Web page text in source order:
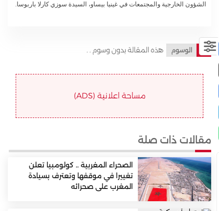
الشؤون الخارجية والمجتمعات في غينيا بيساو، السيدة سوزي كارلا باربوسا.
الوسوم هذه المقالة بدون وسوم . .
مساحة اعلانية (ADS)
مقالات ذات صلة
الصحراء المغربية .. كولومبيا تعلن
تغييرا في موقفها وتعترف بسيادة
المغرب على صحرائه